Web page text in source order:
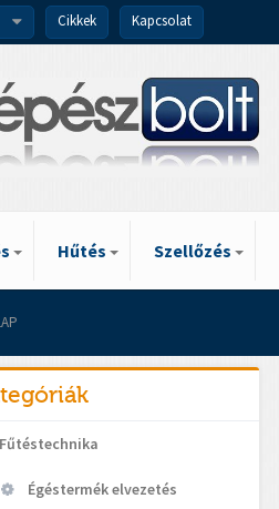
Cikkek Kapcsolat
Hűtés Szellőzés
Fűtéstechnika
Égéstermék elvezetés